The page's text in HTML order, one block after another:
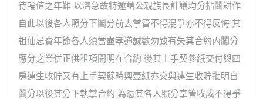
待輪值之年難 以濟急故特邀請公親族長計議均分拈鬮耕作
自此以後各人照分下鬮分前去掌管不得混爭亦不得反悔 其
祖仙忌費年節各人須當盡孝道誠數勿致有失其合約內鬮分
應分之業併正供租項開明在合約 後其上手契參紙交付與四
房連生收貯又有上手契蘇時興壹紙亦交與連生收貯批明自
鬮分以後其分下執掌合約 為憑其各人照分掌管收成不得爭